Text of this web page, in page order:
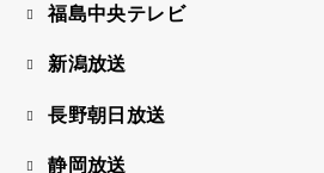
福島中央テレビ
新潟放送
長野朝日放送
静岡放送